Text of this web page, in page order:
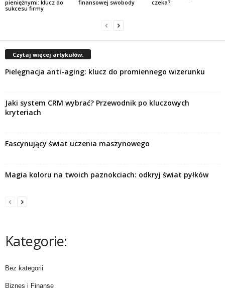
pieniężnymi: klucz do
sukcesu firmy
finansowej swobody
czeka?
Czytaj więcej artykułów:
Pielęgnacja anti-aging: klucz do promiennego wizerunku
Jaki system CRM wybrać? Przewodnik po kluczowych
kryteriach
Fascynujący świat uczenia maszynowego
Magia koloru na twoich paznokciach: odkryj świat pyłków
Kategorie:
Bez kategorii
Biznes i Finanse